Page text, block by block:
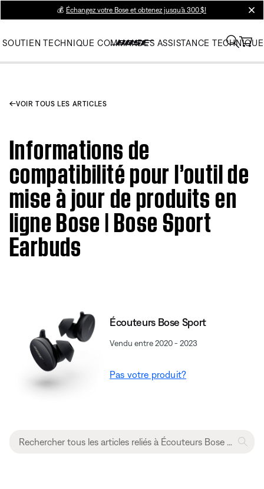
💰 Échangez votre Bose et obtenez jusqu’à 300 $!
SOUTIEN TECHNIQUE COMMANDES ASSISTANCE TECHNIQUE
VOIR TOUS LES ARTICLES
Informations de
compatibilité pour l’outil de
mise à jour de produits en
ligne Bose | Bose Sport
Earbuds
Écouteurs Bose Sport
Vendu entre 2020 - 2023
Pas votre produit?